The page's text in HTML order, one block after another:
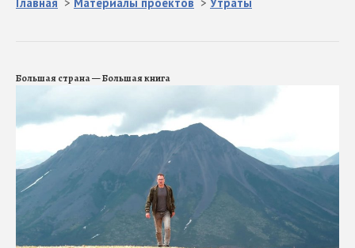
Большая страна — Большая книга